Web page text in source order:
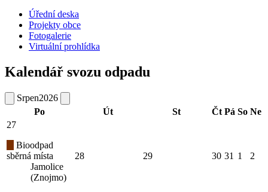
Úřední deska
Projekty obce
Fotogalerie
Virtuální prohlídka
Kalendář svozu odpadu
Srpen2026
Po
Út St Čt Pá So Ne
27
Bioodpad
sběrná místa
Jamolice
(Znojmo)
28 29 30 31 1 2